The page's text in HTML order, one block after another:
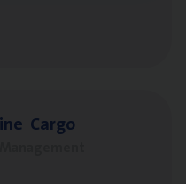
Cargo